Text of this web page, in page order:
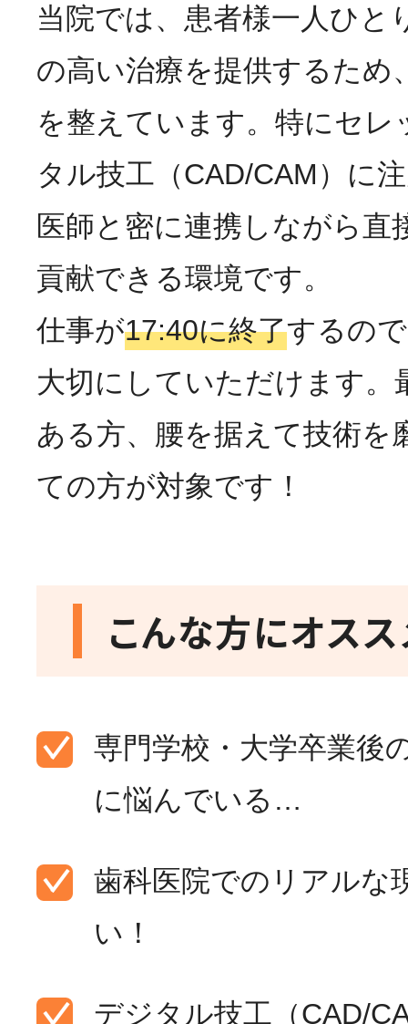
当院では、患者様一人ひと
の高い治療を提供するため
を整えています。特にセレ
タル技工（CAD/CAM）に
医師と密に連携しながら直
貢献できる環境です。
仕事が17:40に終了するの
大切にしていただけます。
ある方、腰を据えて技術を
ての方が対象です！
こんな方にオス
専門学校・大学卒業後
に悩んでいる…
歯科医院でのリアルな
い！
デジタル技工（CAD/